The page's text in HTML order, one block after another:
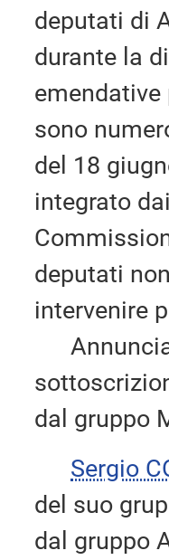
deputati di
durante la
emendative
sono
del 18
integrato
deputati
intervenire
Annuncia,
dal gruppo
Sergio
del suo
dal gruppo